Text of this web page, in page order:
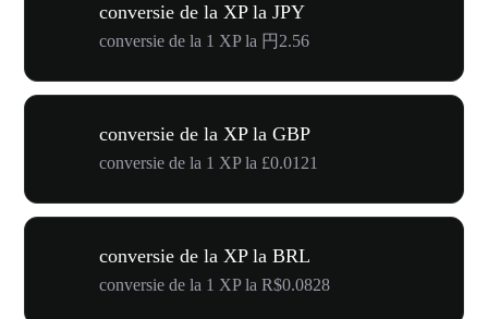
conversie de la XP la JPY
conversie de la 1 XP la 円2.56
conversie de la XP la GBP
conversie de la 1 XP la £0.0121
conversie de la XP la BRL
conversie de la 1 XP la R$0.0828